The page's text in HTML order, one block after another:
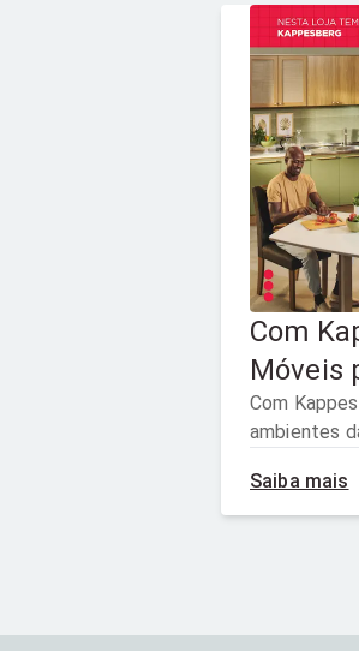
Com
Móveis
casa.
Com
ambientes
Saiba mais